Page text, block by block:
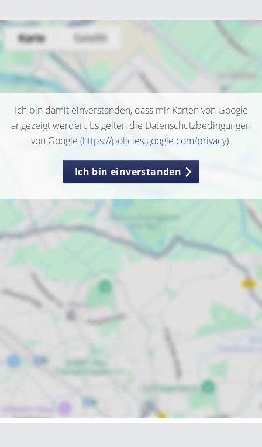
Ich bin damit einverstanden, dass mir Karten von Google
angezeigt werden. Es gelten die Datenschutzbedingungen
von Google (https://policies.google.com/privacy).
Ich bin einverstanden